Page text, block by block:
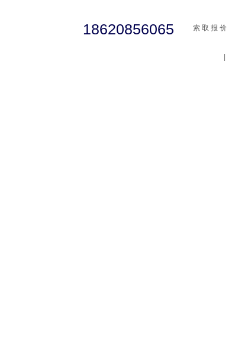
18620856065 索 取 报 价